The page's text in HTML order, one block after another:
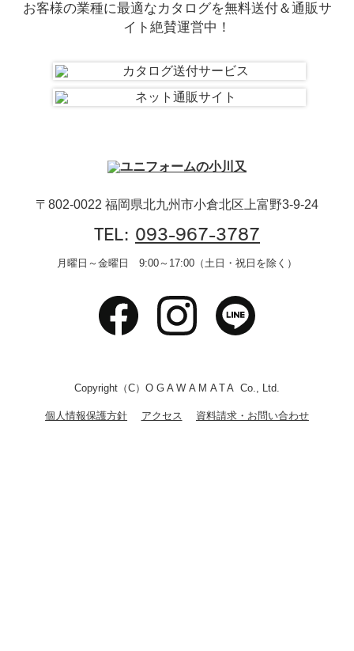
お客様の業種に最適なカタログを無料送付＆通販サ
イト絶賛運営中！
〒802-0022 福岡県北九州市小倉北区上富野3-9-24
TEL: 093-967-3787
月曜日～金曜日 9:00～17:00（土日・祝日を除く）
Copyright（C）OGAWAMATA Co., Ltd.
個人情報保護方針 アクセス 資料請求・お問い合わせ